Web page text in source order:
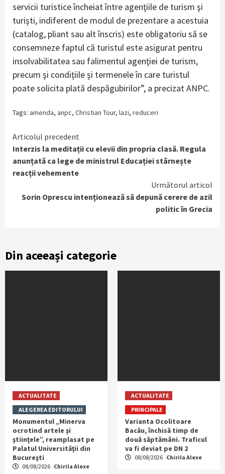
servicii turistice încheiat între agenţiile de turism şi
turişti, indiferent de modul de prezentare a acestuia
(catalog, pliant sau alt înscris) este obligatoriu să se
consemneze faptul că turistul este asigurat pentru
insolvabilitatea sau falimentul agenţiei de turism,
precum şi condiţiile şi termenele în care turistul
poate solicita plată despăgubirilor”, a precizat ANPC.
Tags: amenda, anpc, Christian Tour, lazi, reduceri
Continue
Reading
Articolul precedent
Interzis la meditații cu elevii din propria clasă. Regula
anunțată ca lege de ministrul Educației stârnește
reacții vehemente
Următorul articol
Sorin Oprescu intenţionează să depună cerere de azil
politic în Grecia
Din aceeași categorie
ACTUALITATE
ALEGEREA EDITORULUI
Monumentul „Minerva
ocrotind artele şi
ştiinţele”, reamplasat pe
Palatul Universităţii din
Bucureşti
08/08/2026 Chirila Alexe
ACTUALITATE
PRINCIPALE
Varianta Ocolitoare
Bacău, închisă timp de
două săptămâni. Traficul
va fi deviat pe DN 2
08/08/2026 Chirila Alexe